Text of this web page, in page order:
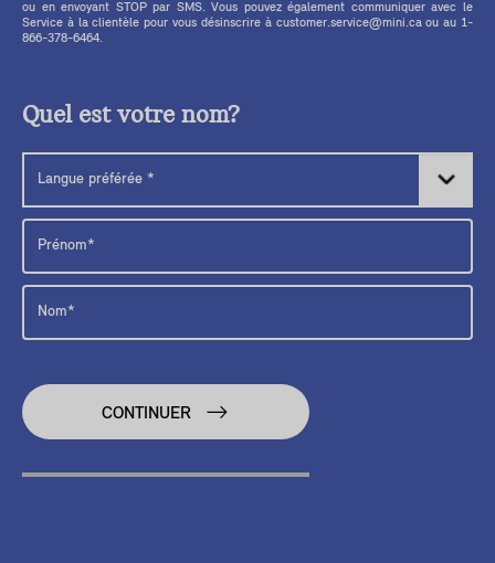
ou en envoyant STOP par SMS. Vous pouvez également communiquer avec le
Service à la clientèle pour vous désinscrire à customer.service@mini.ca ou au 1-
866-378-6464.
Quel est votre nom?
CONTINUER